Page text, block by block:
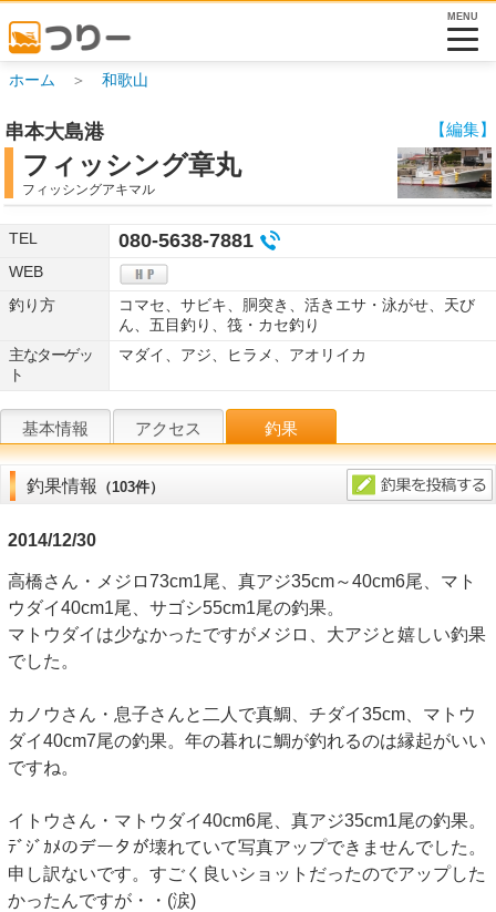
MENU
ホーム ＞ 和歌山
【編集】
串本大島港
フィッシング章丸
フィッシングアキマル
TEL 080-5638-7881
WEB
釣り方
コマセ、サビキ、胴突き、活きエサ・泳がせ、天び
ん、五目釣り、筏・カセ釣り
主なターゲッ
ト
マダイ、アジ、ヒラメ、アオリイカ
基本情報 アクセス 釣果
釣果情報 （103件）
2014/12/30
高橋さん・メジロ73cm1尾、真アジ35cm～40cm6尾、マト
ウダイ40cm1尾、サゴシ55cm1尾の釣果。
マトウダイは少なかったですがメジロ、大アジと嬉しい釣果
でした。
カノウさん・息子さんと二人で真鯛、チダイ35cm、マトウ
ダイ40cm7尾の釣果。年の暮れに鯛が釣れるのは縁起がいい
ですね。
イトウさん・マトウダイ40cm6尾、真アジ35cm1尾の釣果。
ﾃﾞｼﾞｶﾒのデータが壊れていて写真アップできませんでした。
申し訳ないです。すごく良いショットだったのでアップした
かったんですが・・(涙)